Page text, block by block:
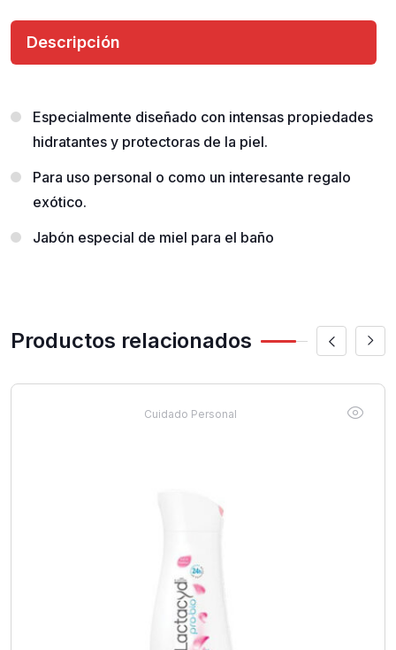
Descripción
Especialmente diseñado con intensas propiedades
hidratantes y protectoras de la piel.
Para uso personal o como un interesante regalo
exótico.
Jabón especial de miel para el baño
Productos relacionados
Cuidado Personal